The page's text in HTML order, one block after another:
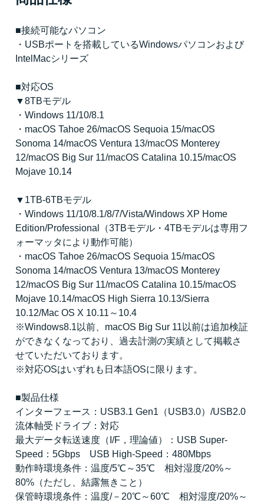
■接続可能なパソコン
・USBポートを搭載しているWindowsパソコンおよび
IntelMacシリーズ
■対応OS
▼8TBモデル
・Windows 11/10/8.1
・macOS Tahoe 26/macOS Sequoia 15/macOS
Sonoma 14/macOS Ventura 13/macOS Monterey
12/macOS Big Sur 11/macOS Catalina 10.15/macOS
Mojave 10.14
▼1TB-6TBモデル
・Windows 11/10/8.1/8/7/Vista/Windows XP Home
Edition/Professional（3TBモデル・4TBモデルは専用フ
ォーマッタにより動作可能）
・macOS Tahoe 26/macOS Sequoia 15/macOS
Sonoma 14/macOS Ventura 13/macOS Monterey
12/macOS Big Sur 11/macOS Catalina 10.15/macOS
Mojave 10.14/macOS High Sierra 10.13/Sierra
10.12/Mac OS X 10.11～10.4
※Windows8.1以前、macOS Big Sur 11以前は追加検証
ができなくなっており、過去計測の実績として掲載さ
せていただいております。
※対応OSはいずれも日本語OSに限ります。
■製品仕様
インターフェース：USB3.1 Gen1（USB3.0）/USB2.0
流体軸受ドライブ：対応
最大データ転送速度（I/F，理論値）：USB Super-
Speed：5Gbps USB High-Speed：480Mbps
動作時環境条件：温度/5℃～35℃ 相対湿度/20%～
80%（ただし、結露無きこと）
保管時環境条件：温度/－20℃～60℃ 相対湿度/20%～